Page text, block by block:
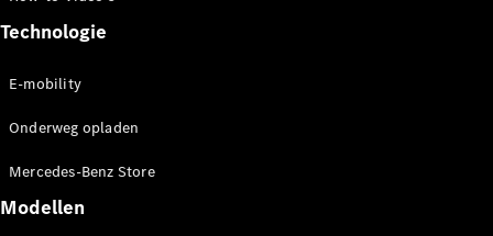
Alle Estates
Shooting
CLA
Brake
C-Klasse
Technologie
E-mobility
Onderweg opladen
Mercedes-Benz Store
Modellen